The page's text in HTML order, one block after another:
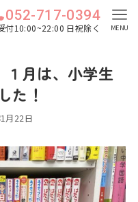
052-717-0394
付10:00~22:00 日祝除く MENU
月は、小学生
た！
月22日